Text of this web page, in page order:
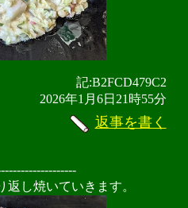
記:B2FCD479C2
2026年1月6日21時55分
返事を書く
返し焼いていきます。